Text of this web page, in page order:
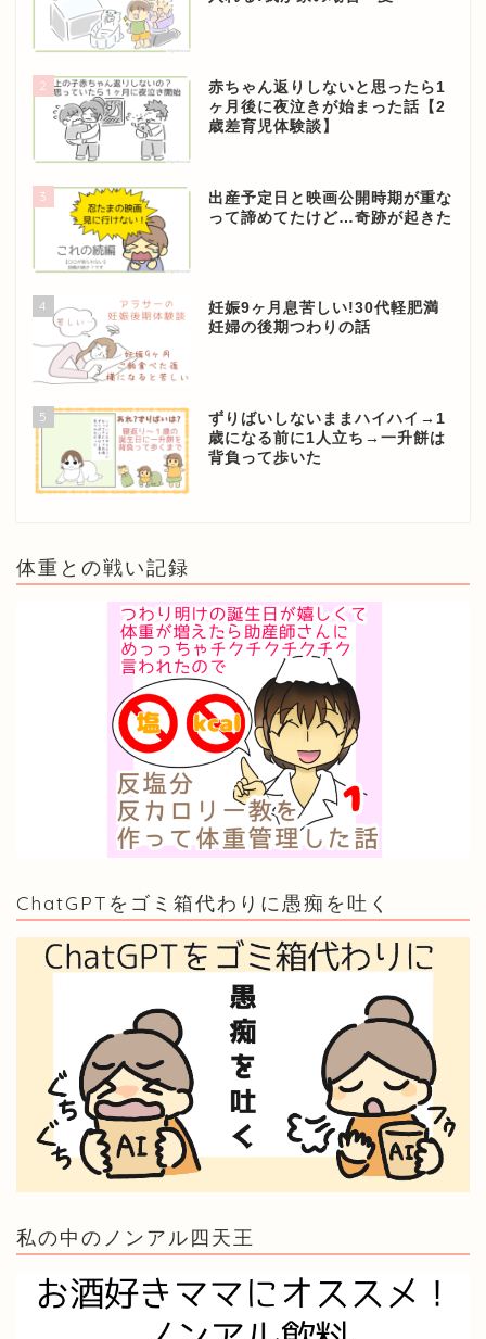
2
赤ちゃん返りしないと思ったら1
ヶ月後に夜泣きが始まった話【2
歳差育児体験談】
3
出産予定日と映画公開時期が重な
って諦めてたけど…奇跡が起きた
4
妊娠9ヶ月息苦しい!30代軽肥満
妊婦の後期つわりの話
5
ずりばいしないままハイハイ→1
歳になる前に1人立ち→一升餅は
背負って歩いた
体重との戦い記録
ChatGPTをゴミ箱代わりに愚痴を吐く
私の中のノンアル四天王